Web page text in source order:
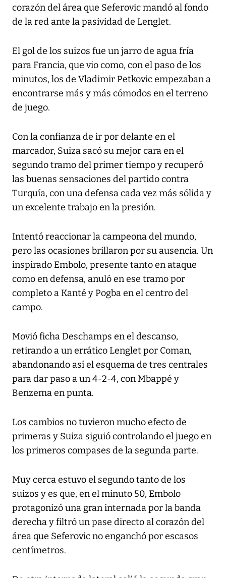
corazón del área que Seferovic mandó al fondo
de la red ante la pasividad de Lenglet.
El gol de los suizos fue un jarro de agua fría
para Francia, que vio como, con el paso de los
minutos, los de Vladimir Petkovic empezaban a
encontrarse más y más cómodos en el terreno
de juego.
Con la confianza de ir por delante en el
marcador, Suiza sacó su mejor cara en el
segundo tramo del primer tiempo y recuperó
las buenas sensaciones del partido contra
Turquía, con una defensa cada vez más sólida y
un excelente trabajo en la presión.
Intentó reaccionar la campeona del mundo,
pero las ocasiones brillaron por su ausencia. Un
inspirado Embolo, presente tanto en ataque
como en defensa, anuló en ese tramo por
completo a Kanté y Pogba en el centro del
campo.
Movió ficha Deschamps en el descanso,
retirando a un errático Lenglet por Coman,
abandonando así el esquema de tres centrales
para dar paso a un 4-2-4, con Mbappé y
Benzema en punta.
Los cambios no tuvieron mucho efecto de
primeras y Suiza siguió controlando el juego en
los primeros compases de la segunda parte.
Muy cerca estuvo el segundo tanto de los
suizos y es que, en el minuto 50, Embolo
protagonizó una gran internada por la banda
derecha y filtró un pase directo al corazón del
área que Seferovic no enganchó por escasos
centímetros.